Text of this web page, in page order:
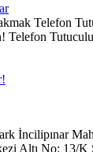
Telefon
Telefon
İncilipınar
Altı No: 13/